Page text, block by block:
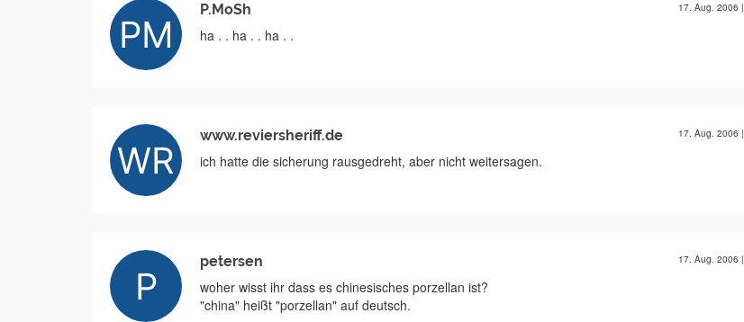
P.MoSh 17. Aug. 2006 |
ha . . ha . . ha . .
www.reviersheriff.de 17. Aug. 2006 |
ich hatte die sicherung rausgedreht, aber nicht weitersagen.
petersen 17. Aug. 2006 |
woher wisst ihr dass es chinesisches porzellan ist?
"china" heißt "porzellan" auf deutsch.